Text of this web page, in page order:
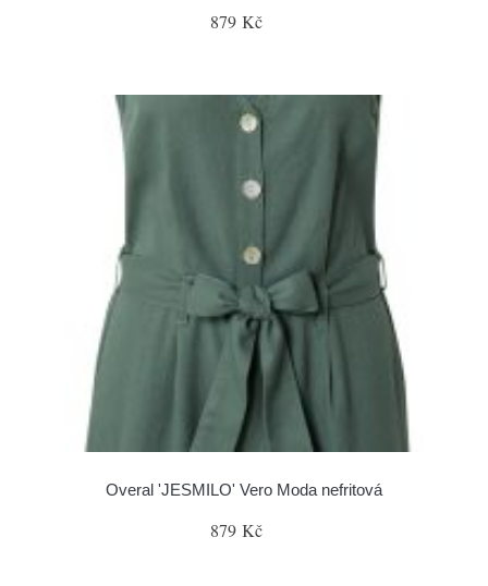
879 Kč
Overal 'JESMILO' Vero Moda nefritová
879 Kč